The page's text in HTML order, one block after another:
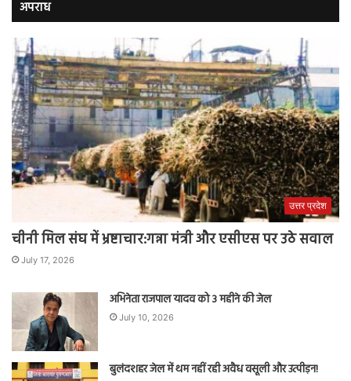
अपराध
उत्तर प्रदेश
चीनी मिल संघ में भ्रष्टाचार:गन्ना मंत्री और एसीएस पर उठे सवाल
July 17, 2026
अभिनेता राजपाल यादव को 3 महीने की जेल
July 10, 2026
बुलंदशहर जेल में थम नहीं रही अवैध वसूली और उत्पीड़न!